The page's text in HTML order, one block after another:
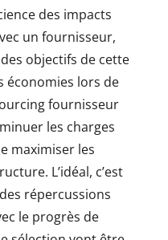
des impacts
un fournisseur,
objectifs de cette
économies lors de
fournisseur
les charges
maximiser les
L’idéal, c’est
répercussions
le progrès de